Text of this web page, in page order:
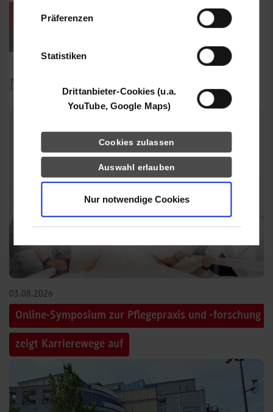
Daten zusammen, die Sie ihnen bereitgestellt
haben oder die sie im Rahmen Ihrer Nutzung
Präferenzen
Statistiken
Drittanbieter-Cookies (u.a.
YouTube, Google Maps)
Cookies zulassen
Auswahl erlauben
Nur notwendige Cookies
weitere Veranstaltungen / Termine
News
03.08.2026
Online-Symposium zur Pflegepraxis und -forschung
zeigt Karrierewege auf